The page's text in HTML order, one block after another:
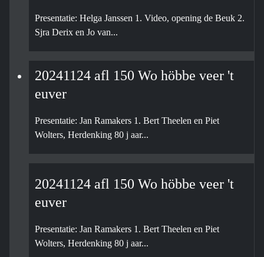
Presentatie: Helga Janssen 1. Video, opening de Beuk 2.
Sjra Derix en Jo van...
20241124 afl 150 Wo höbbe veer 't
euver
Presentatie: Jan Ramakers 1. Bert Theelen en Piet
Wolters, Herdenking 80 j aar...
20241124 afl 150 Wo höbbe veer 't
euver
Presentatie: Jan Ramakers 1. Bert Theelen en Piet
Wolters, Herdenking 80 j aar...